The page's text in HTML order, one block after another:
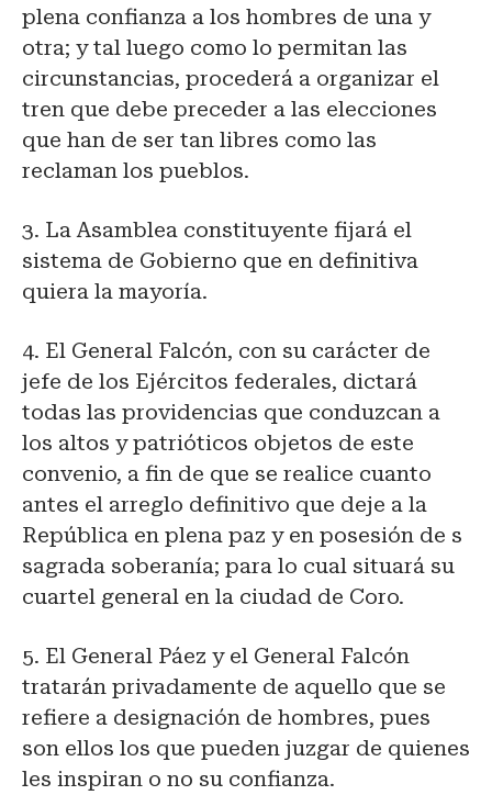
plena confianza a los hombres de una y
otra; y tal luego como lo permitan las
circunstancias, procederá a organizar el
tren que debe preceder a las elecciones
que han de ser tan libres como las
reclaman los pueblos.
3. La Asamblea constituyente fijará el
sistema de Gobierno que en definitiva
quiera la mayoría.
4. El General Falcón, con su carácter de
jefe de los Ejércitos federales, dictará
todas las providencias que conduzcan a
los altos y patrióticos objetos de este
convenio, a fin de que se realice cuanto
antes el arreglo definitivo que deje a la
República en plena paz y en posesión de s
sagrada soberanía; para lo cual situará su
cuartel general en la ciudad de Coro.
5. El General Páez y el General Falcón
tratarán privadamente de aquello que se
refiere a designación de hombres, pues
son ellos los que pueden juzgar de quienes
les inspiran o no su confianza.